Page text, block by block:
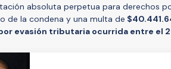
absoluta perpetua para derechos
de la condena y una multa de
evasión tributaria ocurrida entre el